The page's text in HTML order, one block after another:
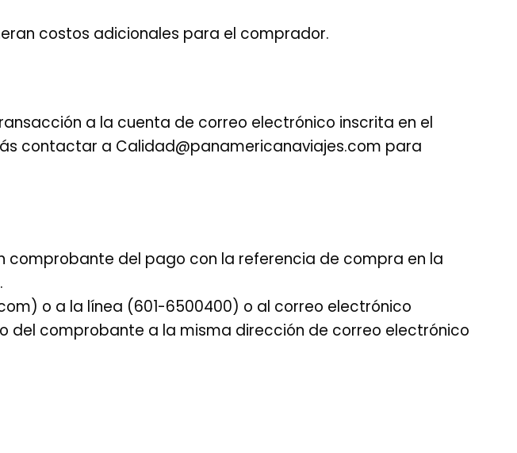
costos adicionales para el comprador.
a la cuenta de correo electrónico inscrita en el
contactar a Calidad@panamericanaviajes.com para
del pago con la referencia de compra en la
o a la línea (601-6500400) o al correo electrónico
del comprobante a la misma dirección de correo electrónico